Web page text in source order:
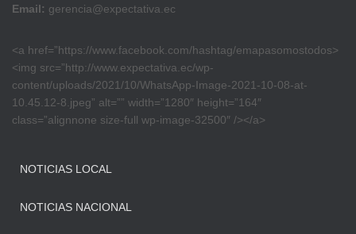
Email: gerencia@expectativa.ec
<a href=”https://www.facebook.com/hashtag/emapasomostodos>
<img src=”http://www.expectativa.ec/wp-
content/uploads/2021/10/WhatsApp-Image-2021-10-08-at-
10.45.12-8.jpeg” alt=”” width=”1280″ height=”164″
class=”alignnone size-full wp-image-32500″ /></a>
NOTICIAS LOCAL
NOTICIAS NACIONAL